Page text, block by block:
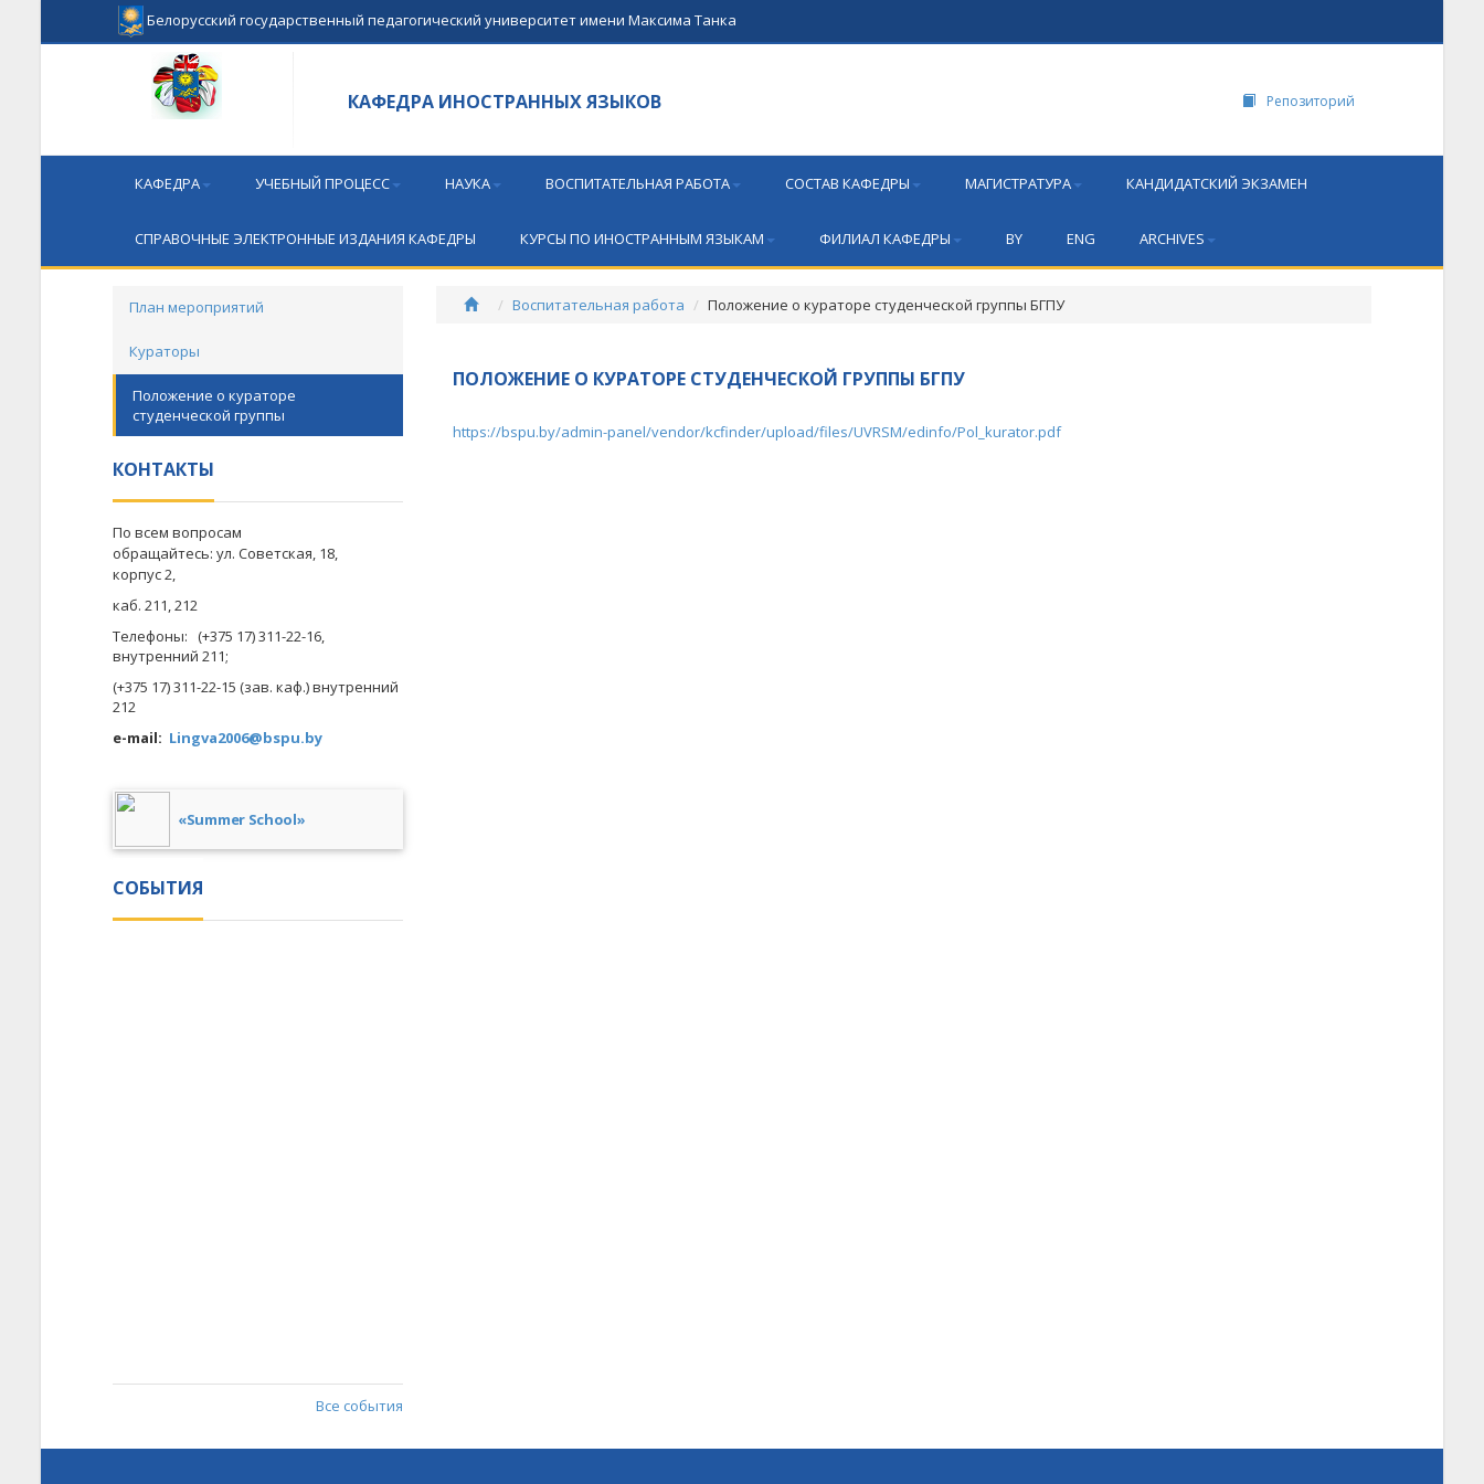
Белорусский государственный педагогический университет имени Максима Танка
КАФЕДРА ИНОСТРАННЫХ ЯЗЫКОВ Репозиторий
КАФЕДРА УЧЕБНЫЙ ПРОЦЕСС НАУКА ВОСПИТАТЕЛЬНАЯ РАБОТА СОСТАВ КАФЕДРЫ МАГИСТРАТУРА КАНДИДАТСКИЙ ЭКЗАМЕН
СПРАВОЧНЫЕ ЭЛЕКТРОННЫЕ ИЗДАНИЯ КАФЕДРЫ КУРСЫ ПО ИНОСТРАННЫМ ЯЗЫКАМ ФИЛИАЛ КАФЕДРЫ BY ENG ARCHIVES
План мероприятий
Кураторы
Положение о кураторе
студенческой группы
КОНТАКТЫ
По всем вопросам
обращайтесь: ул. Советская, 18,
корпус 2,
каб. 211, 212
Телефоны: (+375 17) 311-22-16,
внутренний 211;
(+375 17) 311-22-15 (зав. каф.) внутренний
212
e-mail: Lingva2006@bspu.by
«Summer School»
СОБЫТИЯ
Все события
Воспитательная работа Положение о кураторе студенческой группы БГПУ
ПОЛОЖЕНИЕ О КУРАТОРЕ СТУДЕНЧЕСКОЙ ГРУППЫ БГПУ
https://bspu.by/admin-panel/vendor/kcfinder/upload/files/UVRSM/edinfo/Pol_kurator.pdf